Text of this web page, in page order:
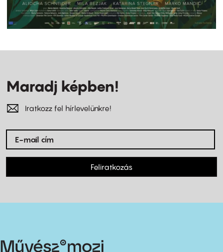
Maradj képben!
Iratkozz fel hírlevelünkre!
Feliratkozás